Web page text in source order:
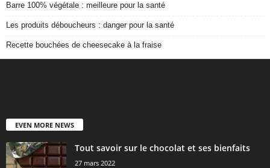
Barre 100% végétale : meilleure pour la santé
Les produits déboucheurs : danger pour la santé
Recette bouchées de cheesecake à la fraise
EVEN MORE NEWS
Tout savoir sur le chocolat et ses bienfaits
27 mars 2022